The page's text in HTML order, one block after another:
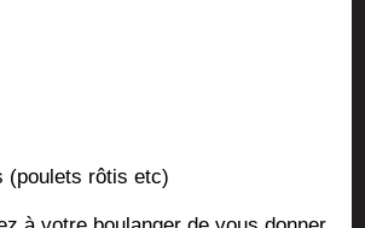
(pou­lets rôtis etc)